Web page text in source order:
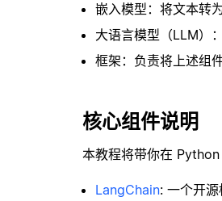
嵌入模型：将文本转
大语言模型（LLM）
框架：负责将上述组
核心组件说明
本教程将带你在 Python
LangChain: 一个开